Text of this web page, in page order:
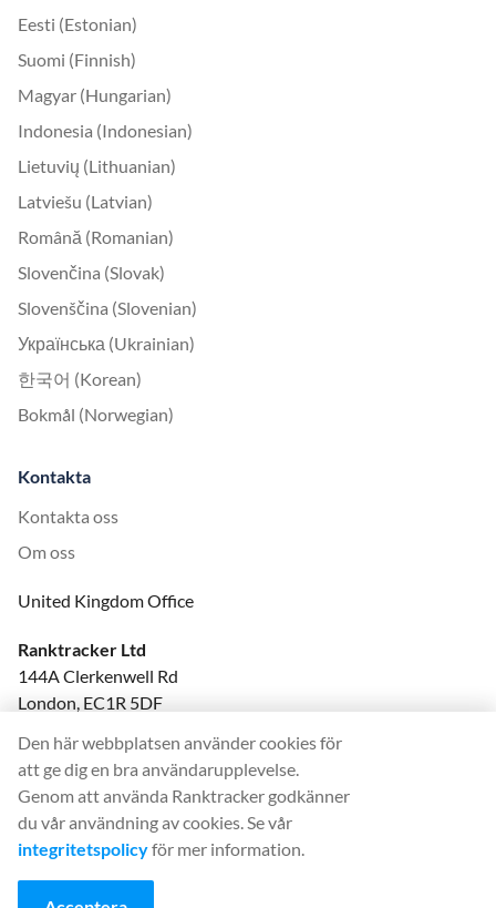
Eesti (Estonian)
Suomi (Finnish)
Magyar (Hungarian)
Indonesia (Indonesian)
Lietuvių (Lithuanian)
Latviešu (Latvian)
Română (Romanian)
Slovenčina (Slovak)
Slovenščina (Slovenian)
Українська (Ukrainian)
한국어 (Korean)
Bokmål (Norwegian)
Kontakta
Kontakta oss
Om oss
United Kingdom Office
Ranktracker Ltd
144A Clerkenwell Rd
London, EC1R 5DF
felix@ranktracker.com
2015 -2026© Ranktracker. All Rights Reserved.
Den här webbplatsen använder cookies för
att ge dig en bra användarupplevelse.
Genom att använda Ranktracker godkänner
du vår användning av cookies. Se vår
integritetspolicyför mer information.